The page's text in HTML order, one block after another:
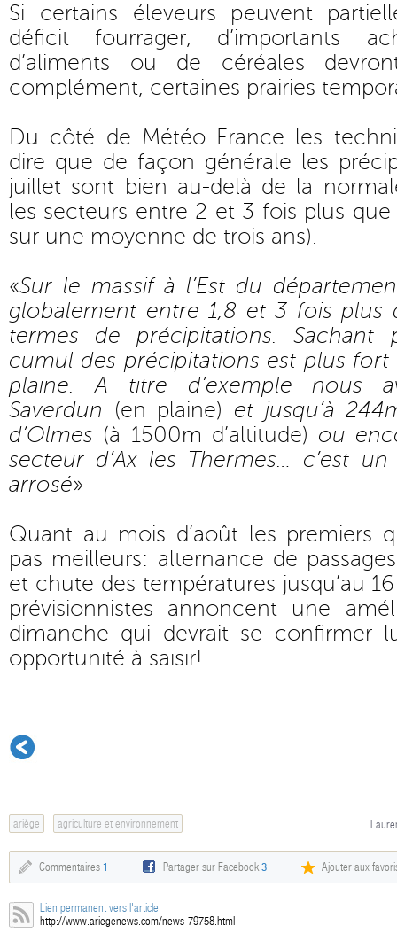
Si certains éleveurs peuvent
déficit fourrager, d’importants
d’aliments ou de céréales
complément, certaines prairies
Du côté de Météo France les
dire que de façon générale les
juillet sont bien au-delà de la
les secteurs entre 2 et 3 fois plus
sur une moyenne de trois ans).
«Sur le massif à l’Est du
globalement entre 1,8 et 3 fois plus
termes de précipitations.
cumul des précipitations est plus fort
plaine. A titre d’exemple nous
Saverdun (en plaine) et jusqu’à
d’Olmes (à 1500m d’altitude) ou
secteur d’Ax les Thermes… c’est
arrosé»
Quant au mois d’août les premiers
pas meilleurs: alternance de
et chute des températures jusqu’au
prévisionnistes annoncent une
dimanche qui devrait se confirmer
opportunité à saisir!
ariège agriculture et environnement
Commentaires 1 Partager sur Facebook3 Ajouter aux
Lien permanent vers l'article:
http://www.ariegenews.com/news-79758.html